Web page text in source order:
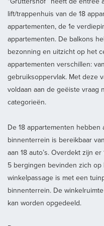
lift/trappenhuis van de 18
appartementen, de 1e
appartementen. De balkons
bezonning en uitzicht op het
appartementen verschillen:
gebruiksoppervlak. Met deze
voldaan aan de geëiste vraag
categorieën.
De 18 appartementen
binnenterrein is bereikbaar
aan 18 auto’s. Overdekt zijn
5 bergingen bevinden zich
winkelpassage is met een
binnenterrein. De
kan worden opgedeeld.